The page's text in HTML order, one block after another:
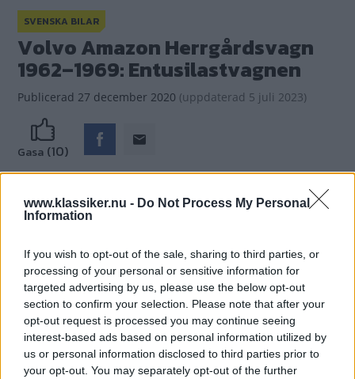
www.klassiker.nu - Do Not Process My Personal
Information
If you wish to opt-out of the sale, sharing to third parties, or
processing of your personal or sensitive information for
targeted advertising by us, please use the below opt-out
section to confirm your selection. Please note that after your
opt-out request is processed you may continue seeing
interest-based ads based on personal information utilized by
us or personal information disclosed to third parties prior to
your opt-out. You may separately opt-out of the further
SVENSKA BILAR
Volvo Amazon Herrgårdsvagn
1962–1969: Entusilastvagnen
Publicerad 27 december 2020 (uppdaterad 5 juli 2023)
Gasa (10)
TEXT: Frans Johansson, FOTO: Simon Hamelius